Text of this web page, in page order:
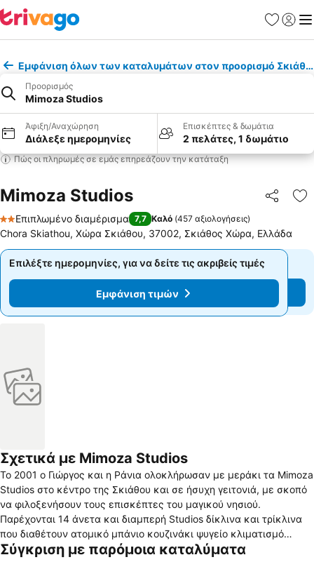
Εμφάνιση όλων των καταλυμάτων στον προορισμό
Προορισμός
Mimoza Studios
Άφιξη/Αναχώρηση
Διάλεξε ημερομηνίες
Επισκέπτες & δωμάτια
2 πελάτες, 1 δωμάτιο
Πώς οι πληρωμές σε εμάς επηρεάζουν την κατάταξη
Mimoza Studios
2 Αστέρια
Επιπλωμένο διαμέρισμα 7,7 Καλό (457 αξιολογήσεις)
Chora Skiathou, Χώρα Σκιάθου, 37002, Σκιάθος Χώρα, Ελλάδα
Επιλέξτε ημερομηνίες, για να δείτε τις ακριβείς τιμές
Εμφάνιση τιμών
Επιλέξτε ημερομηνίες, για να δείτε τις ακριβείς τιμές
Εμφάνιση τιμών
Σχετικά με Mimoza Studios
Το 2001 ο Γιώργος και η Ράνια ολοκλήρωσαν με μεράκι τα Mimoza
Studios στο κέντρο της Σκιάθου και σε ήσυχη γειτονιά, με σκοπό
να φιλοξενήσουν τους επισκέπτες του μαγικού νησιού.
Παρέχονται 14 άνετα και διαμπερή Studios δίκλινα και τρίκλινα
που διαθέτουν ατομικό μπάνιο κουζινάκι ψυγείο κλιματισμό
τηλεόραση με δικό τους μπαλκόνι με θέα στην παλιά πόλη της
Σύγκριση με παρόμοια καταλύματα